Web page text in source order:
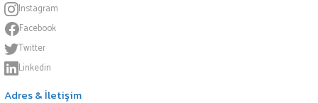
Instagram
Facebook
Twitter
Linkedin
Adres & İletişim